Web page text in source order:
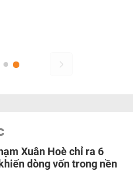
Xuân Hoè chỉ ra 6
dòng vốn trong nền